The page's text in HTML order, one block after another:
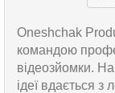
Oneshchak
командою
відеозйомки.
ідеї вдається з